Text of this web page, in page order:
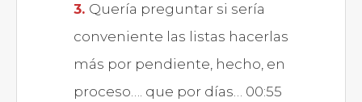
Quería preguntar si sería
conveniente las listas hacerlas
más por pendiente, hecho, en
proceso…. que por días… 00:55